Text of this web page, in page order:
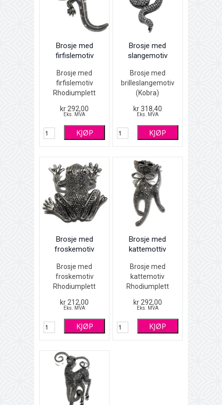
Brosje med
firfislemotiv
Brosje med
firfislemotiv
Rhodiumplett
Aurora Borealis-
krystaller
(Aurora Borealis =
Lengde 9 cm
kr 292,00
Eks. MVA
KJØP
Brosje med
slangemotiv
Brosje med
brilleslangemotiv
(Kobra)
hvit- og
Swarovski
krystaller
kr 318,40
Eks. MVA
KJØP
Brosje med
froskemotiv
Brosje med
froskemotiv
Rhodiumplett
Aurora Borealis-
krystaller
(Aurora Borealis =
Høyde 4 cm
kr 212,00
Eks. MVA
KJØP
Brosje med
kattemottiv
Brosje med
kattemotiv
Rhodiumplett
sort- og
Swarovski
krystaller
kr 292,00
Eks. MVA
KJØP